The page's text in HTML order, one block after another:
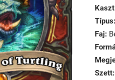
Típus:
Faj:
Szett: